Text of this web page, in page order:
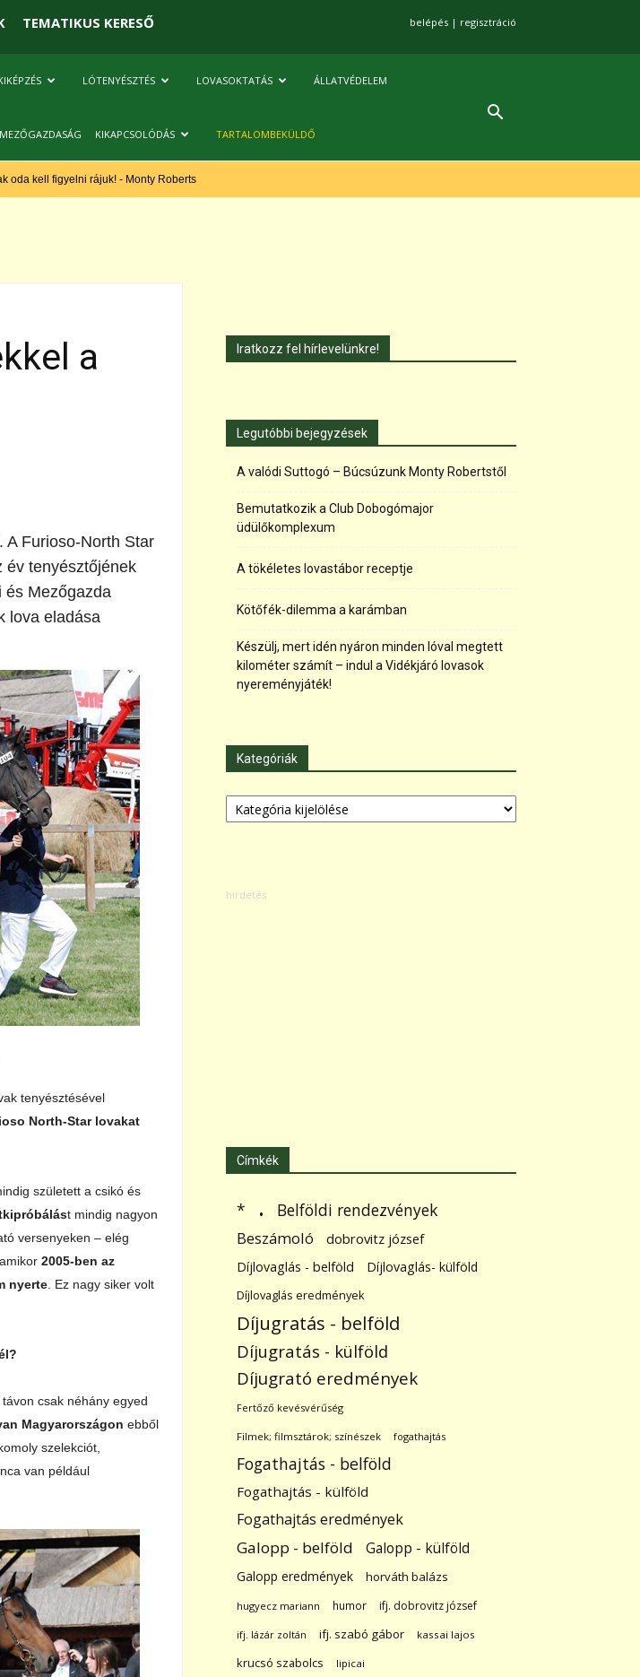
TEMATIKUS KERESŐ belépés | regisztráció
LÓTENYÉSZTÉS LOVASOKTATÁS ÁLLATVÉDELEM
KIKAPCSOLÓDÁS TARTALOMBEKÜLDŐ
oda kell figyelni rájuk! - Monty Roberts
a
A Furioso-North Star
év tenyésztőjének
és Mezőgazda
lova eladása
tenyésztésével
North-Star lovakat
született a csikó és
t mindig nagyon
versenyeken – elég
2005-ben az
nyerte . Ez nagy siker volt
csak néhány egyed
Magyarországon ebből
szelekciót,
van például
Iratkozz fel hírlevelünkre!
Legutóbbi bejegyzések
A valódi Suttogó – Búcsúzunk Monty Robertstől
Bemutatkozik a Club Dobogómajor
üdülőkomplexum
A tökéletes lovastábor receptje
Kötőfék-dilemma a karámban
Készülj, mert idén nyáron minden lóval megtett
kilométer számít – indul a Vidékjáró lovasok
nyereményjáték!
Kategóriák
Kategóriák
Címkék
* . Belföldi rendezvények
Beszámoló dobrovitz józsef
Díjlovaglás - belföld Díjlovaglás- külföld
Díjlovaglás eredmények
Díjugratás - belföld
Díjugratás - külföld
Díjugrató eredmények
Fertőző kevésvérűség
Filmek; filmsztárok; színészek fogathajtás
Fogathajtás - belföld
Fogathajtás - külföld
Fogathajtás eredmények
Galopp - belföld Galopp - külföld
Galopp eredmények horváth balázs
hugyecz mariann humor ifj. dobrovitz józsef
ifj. lázár zoltán ifj. szabó gábor kassai lajos
krucsó szabolcs lipicai